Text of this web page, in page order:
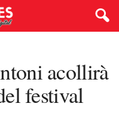
acollirà
festival